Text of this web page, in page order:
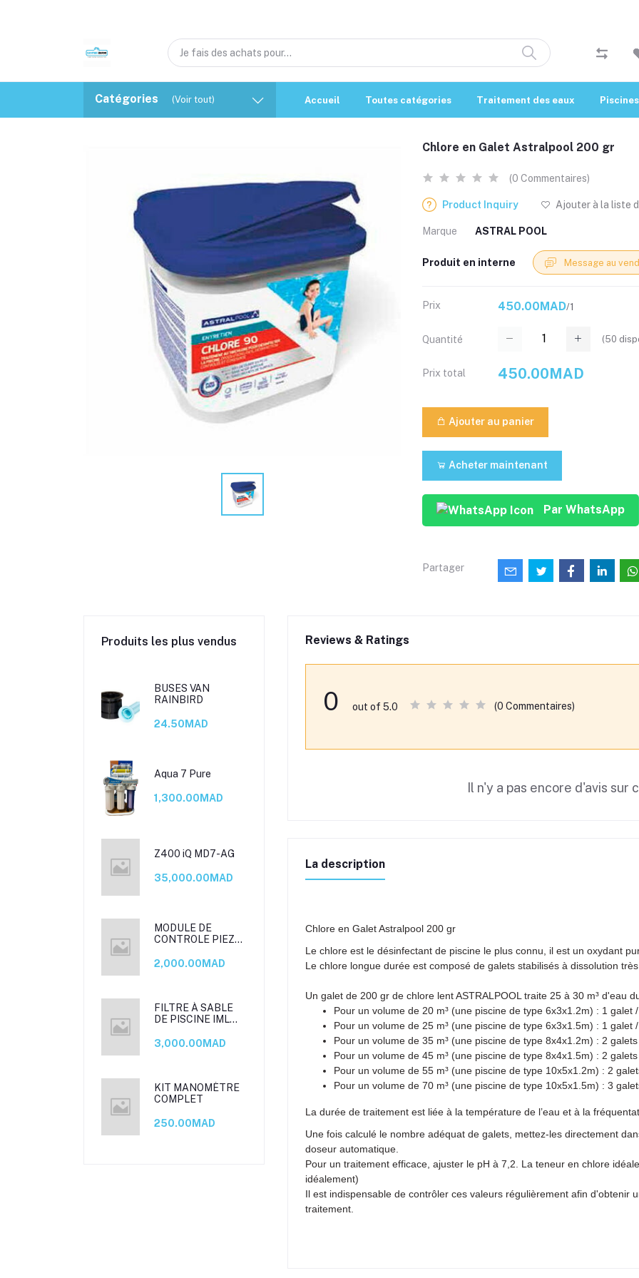
Catégories (Voir tout) Accueil Toutes catégories Traitement des eaux Piscines
Chlore en Galet Astralpool 200 gr
(0 Commentaires)
Product Inquiry Ajouter à la liste
Marque ASTRAL POOL
Produit en interne Message au
Prix 450.00MAD/1
Quantité (50
Prix ​​total 450.00MAD
Ajouter au panier
Acheter maintenant
Par WhatsApp
Partager
Produits les plus vendus
BUSES VAN
RAINBIRD
24.50MAD
Aqua 7 Pure
1,300.00MAD
Z400 iQ MD7-AG
35,000.00MAD
MODULE DE
CONTROLE PIEZO
2,000.00MAD
FILTRE À SABLE
DE PISCINE IML
3,000.00MAD
KIT MANOMÈTRE
COMPLET
250.00MAD
Reviews & Ratings
0 out of 5.0 (0 Commentaires)
Il n'y a pas encore d'avis sur
La description
Chlore en Galet Astralpool 200 gr
Le chlore est le désinfectant de piscine le plus connu, il est un oxydant
Le chlore longue durée est composé de galets stabilisés à dissolution très
Un galet de 200 gr de chlore lent ASTRALPOOL traite 25 à 30 m³ d'eau
Pour un volume de 20 m³ (une piscine de type 6x3x1.2m) : 1 galet
Pour un volume de 25 m³ (une piscine de type 6x3x1.5m) : 1 galet
Pour un volume de 35 m³ (une piscine de type 8x4x1.2m) : 2
Pour un volume de 45 m³ (une piscine de type 8x4x1.5m) : 2
Pour un volume de 55 m³ (une piscine de type 10x5x1.2m) : 2
Pour un volume de 70 m³ (une piscine de type 10x5x1.5m) : 3
La durée de traitement est liée à la température de l’eau et à la
Une fois calculé le nombre adéquat de galets, mettez-les directement
doseur automatique.
Pour un traitement efficace, ajuster le pH à 7,2. La teneur en chlore
idéalement)
Il est indispensable de contrôler ces valeurs régulièrement afin d'obtenir
traitement.